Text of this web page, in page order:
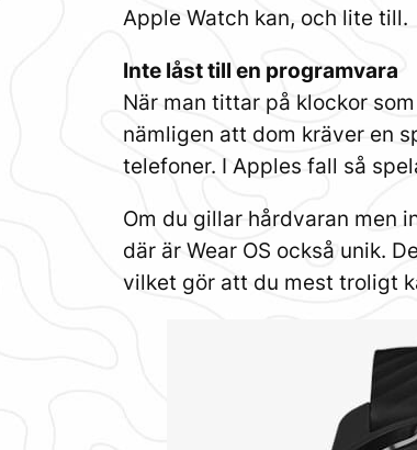
Apple Watch kan, och lite till.
Inte låst till en programvara
När man tittar på klockor
nämligen att dom kräver en
telefoner. I Apples fall så
Om du gillar hårdvaran men
där är Wear OS också unik.
vilket gör att du mest troligt